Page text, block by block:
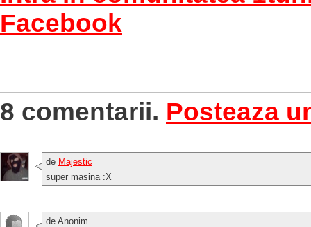
Facebook
8 comentarii. Posteaza
de Majestic
super masina :X
de Anonim